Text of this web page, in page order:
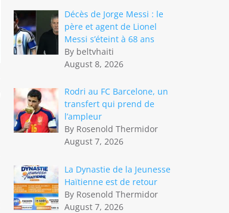
Décès de Jorge Messi : le
père et agent de Lionel
Messi s’éteint à 68 ans
By beltvhaiti
August 8, 2026
Rodri au FC Barcelone, un
transfert qui prend de
l’ampleur
By Rosenold Thermidor
August 7, 2026
La Dynastie de la Jeunesse
Haïtienne est de retour
By Rosenold Thermidor
August 7, 2026